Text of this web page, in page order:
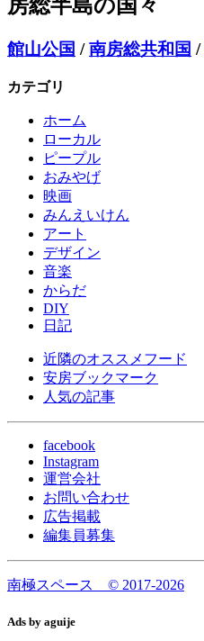
房総半島の国々
館山公国 /南房総共和国 /
カテゴリ
ホーム
ローカル
ピープル
おみやげ
映画
みんえいけん
アート
デザイン
音楽
からだ
DIY
日記
近隣のオススメフード
安房ブックマーク
人気の記事
facebook
Instagram
運営会社
お問い合わせ
広告掲載
編集員募集
南極スペース © 2017-2026
Ads by aguije